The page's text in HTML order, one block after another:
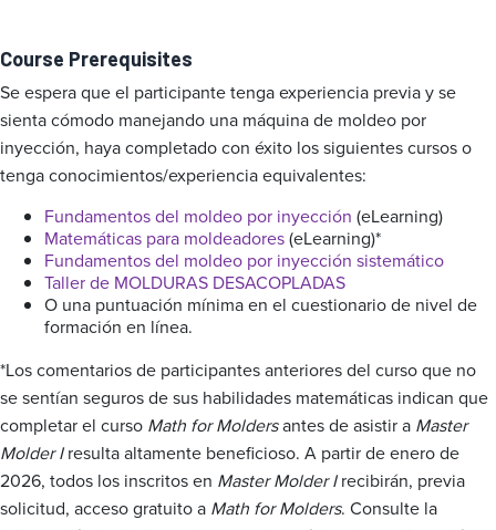
Course Prerequisites
Se espera que el participante tenga experiencia previa y se
sienta cómodo manejando una máquina de moldeo por
inyección, haya completado con éxito los siguientes cursos o
tenga conocimientos/experiencia equivalentes:
Fundamentos del moldeo por inyección (eLearning)
Matemáticas para moldeadores(eLearning)*
Fundamentos del moldeo por inyección sistemático
Taller de MOLDURAS DESACOPLADAS
O una puntuación mínima en el cuestionario de nivel de
formación en línea.
*Los comentarios de participantes anteriores del curso que no
se sentían seguros de sus habilidades matemáticas indican que
completar el curso Math for Moldersantes de asistir a Master
Molder Iresulta altamente beneficioso. A partir de enero de
2026, todos los inscritos en Master Molder Irecibirán, previa
solicitud, acceso gratuito a Math for Molders. Consulte la